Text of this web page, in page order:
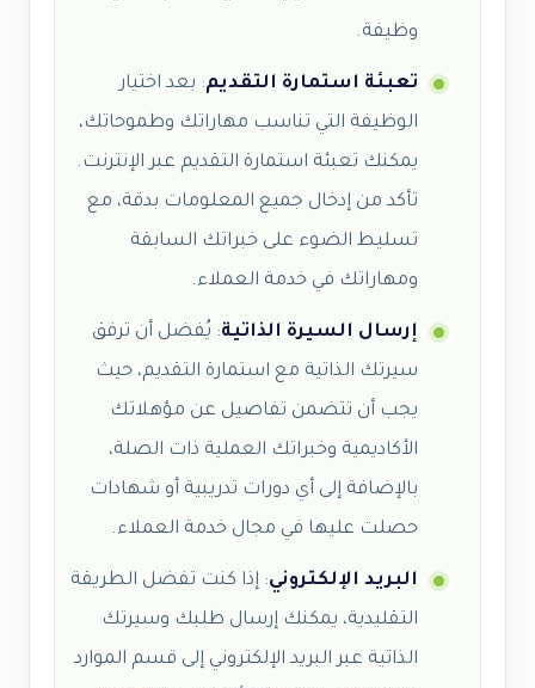
وظيفة.
تعبئة استمارة التقديم: بعد اختيار
الوظيفة التي تناسب مهاراتك وطموحاتك،
يمكنك تعبئة استمارة التقديم عبر الإنترنت.
تأكد من إدخال جميع المعلومات بدقة، مع
تسليط الضوء على خبراتك السابقة
ومهاراتك في خدمة العملاء.
إرسال السيرة الذاتية: يُفضل أن ترفق
سيرتك الذاتية مع استمارة التقديم، حيث
يجب أن تتضمن تفاصيل عن مؤهلاتك
الأكاديمية وخبراتك العملية ذات الصلة،
بالإضافة إلى أي دورات تدريبية أو شهادات
حصلت عليها في مجال خدمة العملاء.
البريد الإلكتروني: إذا كنت تفضل الطريقة
التقليدية، يمكنك إرسال طلبك وسيرتك
الذاتية عبر البريد الإلكتروني إلى قسم الموارد